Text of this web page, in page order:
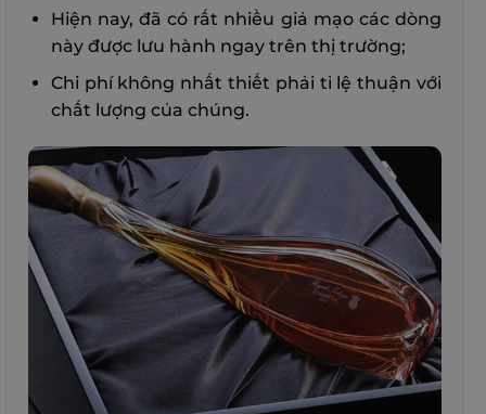
Hiện nay, đã có rất nhiều giả mạo các dòng
này được lưu hành ngay trên thị trường;
Chi phí không nhất thiết phải tỉ lệ thuận với
chất lượng của chúng.